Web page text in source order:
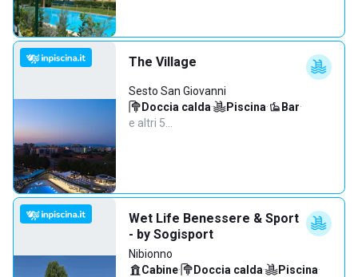
The Village
Sesto San Giovanni
Doccia calda· Piscina· Bar·
e altri 5…
Wet Life Benessere & Sport
- by Sogisport
Nibionno
Cabine· Doccia calda· Piscina·